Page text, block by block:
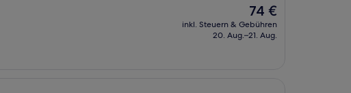
Der
Preis
beträgt
74 €
inkl. Steuern & Gebühren
20. Aug.–21. Aug.